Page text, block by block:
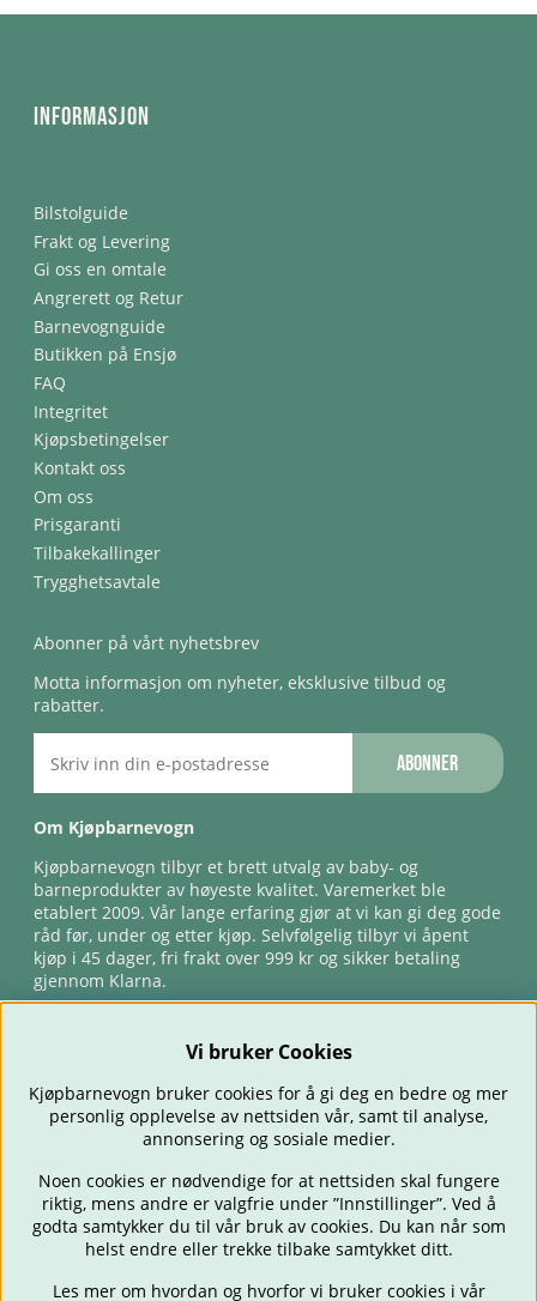
Informasjon
Bilstolguide
Frakt og Levering
Gi oss en omtale
Angrerett og Retur
Barnevognguide
Butikken på Ensjø
FAQ
Integritet
Kjøpsbetingelser
Kontakt oss
Om oss
Prisgaranti
Tilbakekallinger
Trygghetsavtale
Abonner på vårt nyhetsbrev
Motta informasjon om nyheter, eksklusive tilbud og
rabatter.
Abonner
Om Kjøpbarnevogn
Kjøpbarnevogn tilbyr et brett utvalg av baby- og
barneprodukter av høyeste kvalitet. Varemerket ble
etablert 2009. Vår lange erfaring gjør at vi kan gi deg gode
råd før, under og etter kjøp. Selvfølgelig tilbyr vi åpent
kjøp i 45 dager, fri frakt over 999 kr og sikker betaling
gjennom Klarna.
BARNEVOGNER BILSTOLER BABY SPISE & MATE
REISE
FORELDRE
BARNEROMMET LEKER TILBUD
OUTLET
GAVETIPS
Vi bruker Cookies
Kjøpbarnevogn bruker cookies for å gi deg en bedre og mer
personlig opplevelse av nettsiden vår, samt til analyse,
annonsering og sosiale medier.
Noen cookies er nødvendige for at nettsiden skal fungere
riktig, mens andre er valgfrie under ”Innstillinger”. Ved å
godta samtykker du til vår bruk av cookies. Du kan når som
helst endre eller trekke tilbake samtykket ditt.
Les mer om hvordan og hvorfor vi bruker cookies i vår